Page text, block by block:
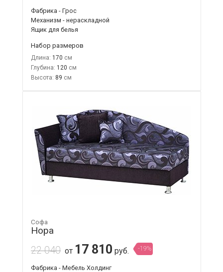
Фабрика - Грос
Механизм - нераскладной
Ящик для белья
Набор размеров
Длина: 170
Глубина: 120
Высота: 89
Софа
Нора
22 040 от 17 810 руб. -19%
Фабрика - Мебель Холдинг